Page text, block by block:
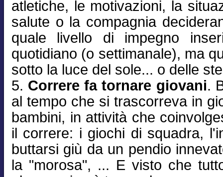
atletiche, le motivazioni, la
salute o la compagnia
quale livello di impegno
quotidiano (o settimanale), ma
sotto la luce del sole... o delle
5. Correre fa tornare giovani.
al tempo che si trascorreva in
bambini, in attività che
il correre: i giochi di squadra,
buttarsi giù da un pendio
la "morosa", ... E visto che